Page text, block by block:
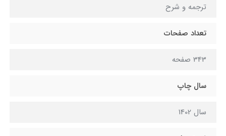
ترجمه و شرح
تعداد صفحات
343 صفحه
سال چاپ
سال 1402